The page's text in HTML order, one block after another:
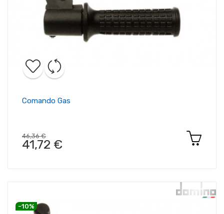
Comando Gas
46,36 €
41,72 €
-10%